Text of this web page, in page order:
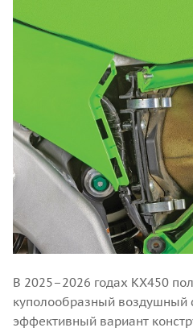
В 2025–2026 годах KX450
куполообразный воздушный
эффективный вариант